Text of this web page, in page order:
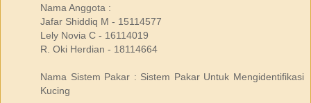
Nama Anggota :
Jafar Shiddiq M - 15114577
Lely Novia C - 16114019
R. Oki Herdian - 18114664
Nama Sistem Pakar : Sistem Pakar Untuk Mengidentifikasi
Kucing